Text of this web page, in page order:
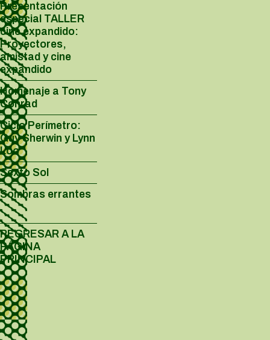
Presentación
especial TALLER
cine expandido:
Proyectores,
amistad y cine
expandido
Homenaje a Tony
Conrad
Ciclo Perímetro:
Guy Sherwin y Lynn
Loo
Sexto Sol
Sombras errantes
REGRESAR A LA
PÁGINA
PRINCIPAL